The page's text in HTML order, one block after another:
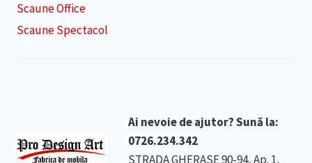
Scaune Office
Scaune Spectacol
Ai nevoie de ajutor? Sună la:
0726.234.342
STRADA GHERASE 90-94, Ap. 1,